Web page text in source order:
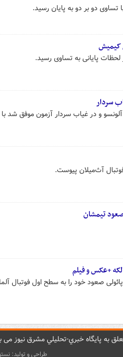
تساوی دو بر دو به پایان رسید.
کیمیش
لحظات پایانی به تساوی رسید.
سردار
آلونسو و در غیاب سردار آزمون موفق
تیمشان
+عکس و فیلم
صعود خود را به سطح اول فوتبال
به پایگاه خبري-تحليلي مشرق نيوز می
طراحی و تولید: